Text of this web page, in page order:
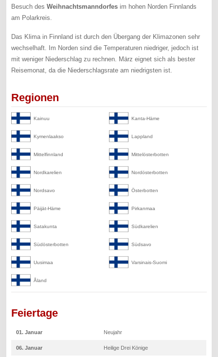
Besuch desWeihnachtsmanndorfes im hohen Norden Finnlands
am Polarkreis.
Das Klima in Finnland ist durch den Übergang der Klimazonen sehr
wechselhaft. Im Norden sind die Temperaturen niedriger, jedoch ist
mit weniger Niederschlag zu rechnen. März eignet sich als bester
Reisemonat, da die Niederschlagsrate am niedrigsten ist.
Regionen
Kainuu Kanta-Häme
Kymenlaakso Lappland
Mittelfinnland Mittelösterbotten
Nordkarelien Nordösterbotten
Nordsavo Österbotten
Päijät-Häme Pirkanmaa
Satakunta Südkarelien
Südösterbotten Südsavo
Uusimaa Varsinais-Suomi
Åland
Feiertage
01. Januar Neujahr
06. Januar Heilige Drei Könige